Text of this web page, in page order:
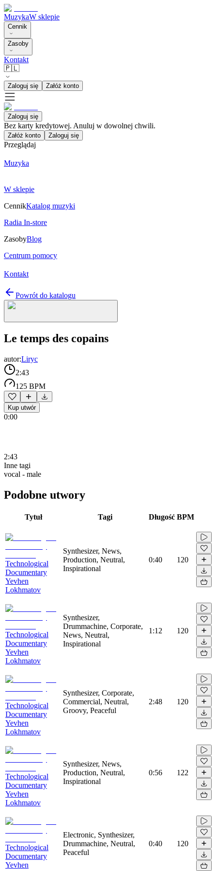
MuzykaW sklepie
Cennik
Zasoby
Kontakt
🇵🇱
Zaloguj się Załóż konto
Zaloguj się
Bez karty kredytowej. Anuluj w dowolnej chwili.
Załóż konto Zaloguj się
Przeglądaj
Muzyka
W sklepie
CennikKatalog muzyki
Radia In-store
ZasobyBlog
Centrum pomocy
Kontakt
Powrót do katalogu
Le temps des copains
autor:Liryc
2:43
125 BPM
Kup utwór
0:00
2:43
Inne tagi
vocal - male
Podobne utwory
Tytuł Tagi Długość BPM
Technological
Documentary
Yevhen
Lokhmatov
Synthesizer, News,
Production, Neutral,
Inspirational
0:40 120
Technological
Documentary
Yevhen
Lokhmatov
Synthesizer,
Drummachine, Corporate,
News, Neutral,
Inspirational
1:12 120
Technological
Documentary
Yevhen
Lokhmatov
Synthesizer, Corporate,
Commercial, Neutral,
Groovy, Peaceful
2:48 120
Technological
Documentary
Yevhen
Lokhmatov
Synthesizer, News,
Production, Neutral,
Inspirational
0:56 122
Technological
Documentary
Yevhen
Electronic, Synthesizer,
Drummachine, Neutral,
Peaceful
0:40 120